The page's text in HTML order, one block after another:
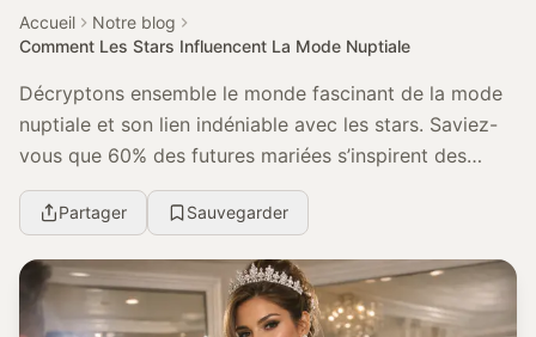
Accueil
Notre blog
Comment Les Stars Influencent La Mode Nuptiale
Décryptons ensemble le monde fascinant de la mode
nuptiale et son lien indéniable avec les stars. Saviez-
vous que 60% des futures mariées s’inspirent des
célébrités pour leur robe de mariage ? Une inf...
Partager Sauvegarder